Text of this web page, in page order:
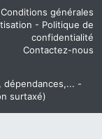
Conditions générales
- Politique de
confidentialité
Contactez-nous
-
surtaxé)